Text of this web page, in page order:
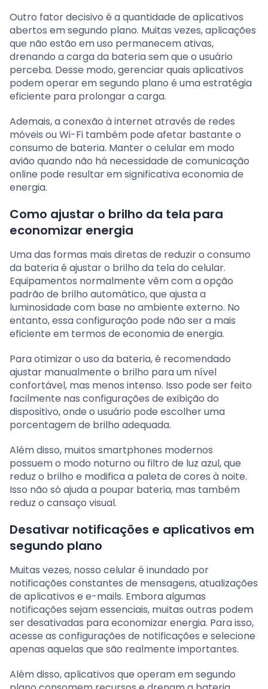
Outro fator decisivo é a quantidade de aplicativos
abertos em segundo plano. Muitas vezes, aplicações
que não estão em uso permanecem ativas,
drenando a carga da bateria sem que o usuário
perceba. Desse modo, gerenciar quais aplicativos
podem operar em segundo plano é uma estratégia
eficiente para prolongar a carga.
Ademais, a conexão à internet através de redes
móveis ou Wi-Fi também pode afetar bastante o
consumo de bateria. Manter o celular em modo
avião quando não há necessidade de comunicação
online pode resultar em significativa economia de
energia.
Como ajustar o brilho da tela para
economizar energia
Uma das formas mais diretas de reduzir o consumo
da bateria é ajustar o brilho da tela do celular.
Equipamentos normalmente vêm com a opção
padrão de brilho automático, que ajusta a
luminosidade com base no ambiente externo. No
entanto, essa configuração pode não ser a mais
eficiente em termos de economia de energia.
Para otimizar o uso da bateria, é recomendado
ajustar manualmente o brilho para um nível
confortável, mas menos intenso. Isso pode ser feito
facilmente nas configurações de exibição do
dispositivo, onde o usuário pode escolher uma
porcentagem de brilho adequada.
Além disso, muitos smartphones modernos
possuem o modo noturno ou filtro de luz azul, que
reduz o brilho e modifica a paleta de cores à noite.
Isso não só ajuda a poupar bateria, mas também
reduz o cansaço visual.
Desativar notificações e aplicativos em
segundo plano
Muitas vezes, nosso celular é inundado por
notificações constantes de mensagens, atualizações
de aplicativos e e-mails. Embora algumas
notificações sejam essenciais, muitas outras podem
ser desativadas para economizar energia. Para isso,
acesse as configurações de notificações e selecione
apenas aquelas que são realmente importantes.
Além disso, aplicativos que operam em segundo